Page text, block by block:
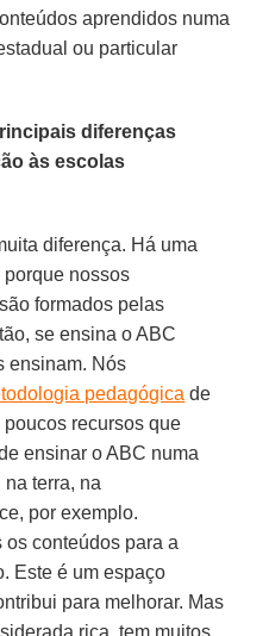
aprendidos numa
ou particular
diferenças
às escolas
diferença. Há uma
nossos
formados pelas
se ensina o ABC
ensinam. Nós
pedagógica de
recursos que
ensinar o ABC numa
terra, na
por exemplo.
os conteúdos para a
Este é um espaço
para melhorar. Mas
rica, tem muitos